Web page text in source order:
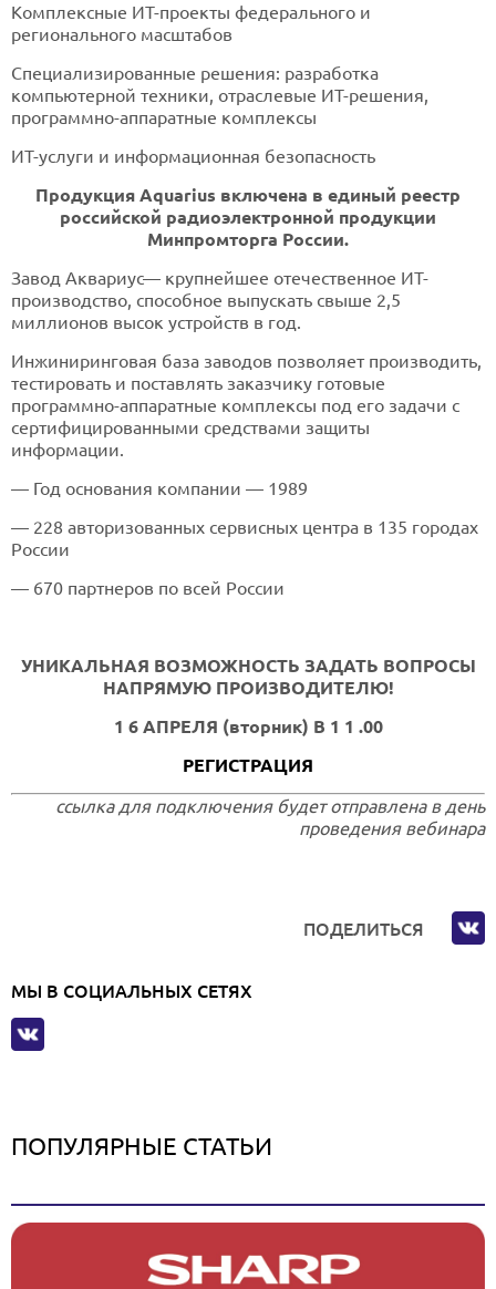
Комплексные ИТ-проекты федерального и
регионального масштабов
Специализированные решения: разработка
компьютерной техники, отраслевые ИТ-решения,
программно-аппаратные комплексы
ИТ-услуги и информационная безопасность
Продукция Aquarius включена в единый реестр
российской радиоэлектронной продукции
Минпромторга России.
Завод Аквариус— крупнейшее отечественное ИТ-
производство, способное выпускать свыше 2,5
миллионов высок устройств в год.
Инжиниринговая база заводов позволяет производить,
тестировать и поставлять заказчику готовые
программно-аппаратные комплексы под его задачи с
сертифицированными средствами защиты
информации.
— Год основания компании — 1989
— 228 авторизованных сервисных центра в 135 городах
России
— 670 партнеров по всей России
УНИКАЛЬНАЯ ВОЗМОЖНОСТЬ ЗАДАТЬ ВОПРОСЫ
НАПРЯМУЮ ПРОИЗВОДИТЕЛЮ!
1 6 АПРЕЛЯ (вторник) В 1 1 .00
РЕГИСТРАЦИЯ
ссылка для подключения будет отправлена в день
проведения вебинара
ПОДЕЛИТЬСЯ
МЫ В СОЦИАЛЬНЫХ СЕТЯХ
ПОПУЛЯРНЫЕ СТАТЬИ